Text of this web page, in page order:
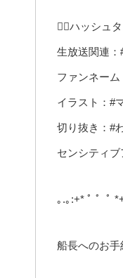
🏴‍☠️ハッシュタ
生放送関連
ファンネー
イラスト：#
切り抜き：#
センシティ
｡.｡:+* ﾟ ゜ﾟ
船長へのお